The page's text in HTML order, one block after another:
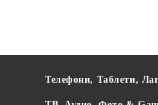
Телефони, Таблети,